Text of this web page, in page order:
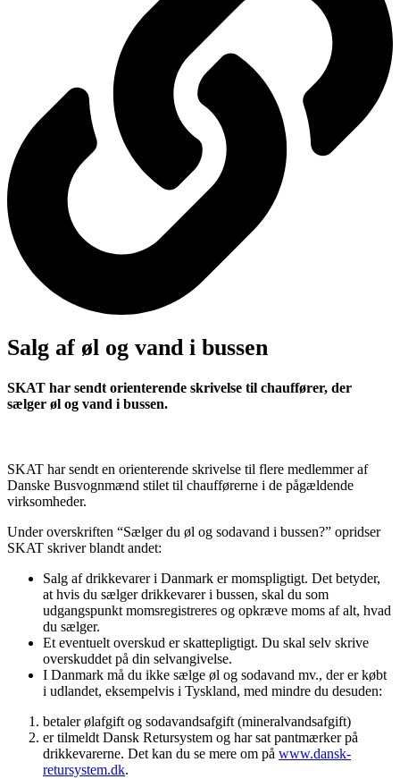
Salg af øl og vand i bussen
SKAT har sendt orienterende skrivelse til chauffører, der
sælger øl og vand i bussen.
SKAT har sendt en orienterende skrivelse til flere medlemmer af
Danske Busvognmænd stilet til chaufførerne i de pågældende
virksomheder.
Under overskriften “Sælger du øl og sodavand i bussen?” opridser
SKAT skriver blandt andet:
Salg af drikkevarer i Danmark er momspligtigt. Det betyder,
at hvis du sælger drikkevarer i bussen, skal du som
udgangspunkt momsregistreres og opkræve moms af alt, hvad
du sælger.
Et eventuelt overskud er skattepligtigt. Du skal selv skrive
overskuddet på din selvangivelse.
I Danmark må du ikke sælge øl og sodavand mv., der er købt
i udlandet, eksempelvis i Tyskland, med mindre du desuden:
betaler ølafgift og sodavandsafgift (mineralvandsafgift)
er tilmeldt Dansk Retursystem og har sat pantmærker på
drikkevarerne. Det kan du se mere om på www.dansk-
retursystem.dk.